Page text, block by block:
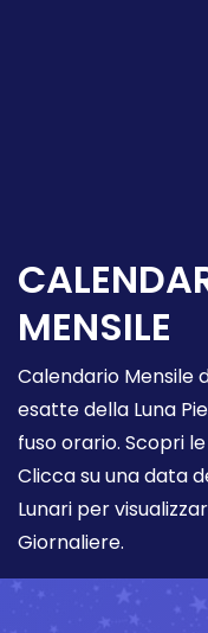
MENSILE
Calendario Mensile
esatte della Luna
fuso orario. Scopri le
Clicca su una data
Lunari per
Giornaliere.